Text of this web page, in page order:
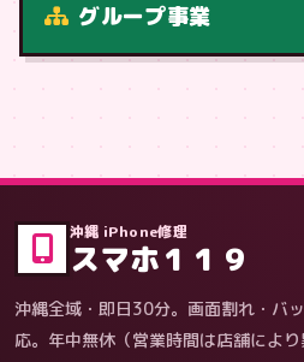
症状・内容から
グループ事業
沖縄 iPhone修理
スマホ１１９
沖縄全域・即日30分。画面割れ・バ
応。年中無休（営業時間は店舗により